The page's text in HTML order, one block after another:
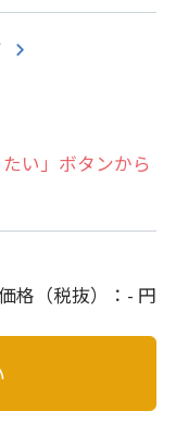
い」ボタンから
格（税抜）： - 円